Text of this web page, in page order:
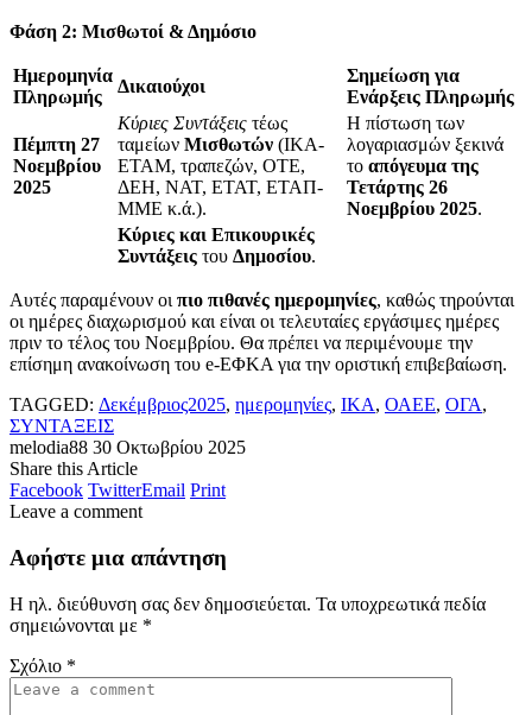
Φάση 2: Μισθωτοί & Δημόσιο
Ημερομηνία
Πληρωμής
Δικαιούχοι
Σημείωση για
Ενάρξεις Πληρωμής
Πέμπτη 27
Νοεμβρίου
2025
Κύριες Συντάξεις τέως
ταμείων Μισθωτών (ΙΚΑ-
ΕΤΑΜ, τραπεζών, ΟΤΕ,
ΔΕΗ, ΝΑΤ, ΕΤΑΤ, ΕΤΑΠ-
ΜΜΕ κ.ά.).
Η πίστωση των
λογαριασμών ξεκινά
το απόγευμα της
Τετάρτης 26
Νοεμβρίου 2025.
Κύριες και Επικουρικές
Συντάξεις του Δημοσίου.
Αυτές παραμένουν οιπιο πιθανές ημερομηνίες, καθώς τηρούνται
οι ημέρες διαχωρισμού και είναι οι τελευταίες εργάσιμες ημέρες
πριν το τέλος του Νοεμβρίου. Θα πρέπει να περιμένουμε την
επίσημη ανακοίνωση του e-ΕΦΚΑ για την οριστική επιβεβαίωση.
TAGGED: Δεκέμβριος2025, ημερομηνίες, ΙΚΑ, ΟΑΕΕ, ΟΓΑ,
ΣΥΝΤΑΞΕΙΣ
melodia88 30 Οκτωβρίου 2025
Share this Article
Facebook TwitterEmail Print
Leave a comment
Αφήστε μια απάντηση
Η ηλ. διεύθυνση σας δεν δημοσιεύεται. Τα υποχρεωτικά πεδία
σημειώνονται με *
Σχόλιο *